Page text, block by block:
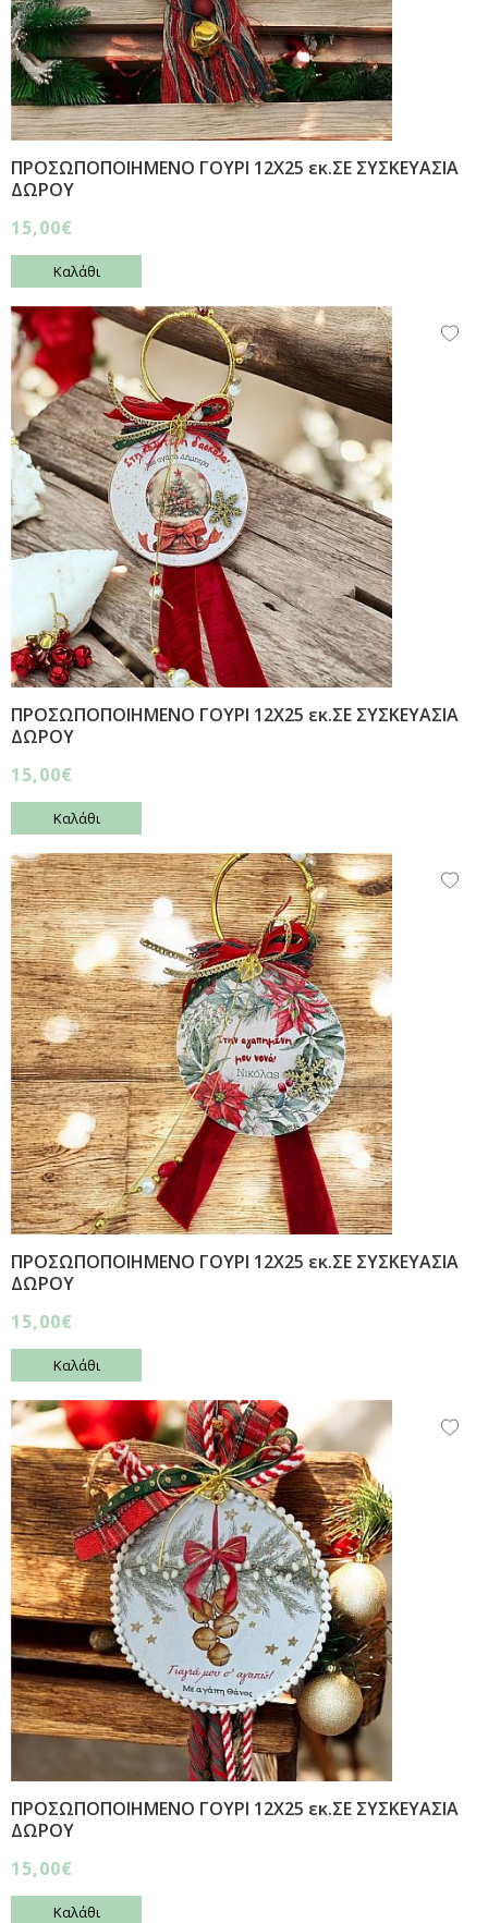
ΠΡΟΣΩΠΟΠΟΙΗΜΕΝΟ ΓΟΥΡΙ 12Χ25 εκ.ΣΕ ΣΥΣΚΕΥΑΣΙΑ
ΔΩΡΟΥ
15,00€
Καλάθι
ΠΡΟΣΩΠΟΠΟΙΗΜΕΝΟ ΓΟΥΡΙ 12Χ25 εκ.ΣΕ ΣΥΣΚΕΥΑΣΙΑ
ΔΩΡΟΥ
15,00€
Καλάθι
ΠΡΟΣΩΠΟΠΟΙΗΜΕΝΟ ΓΟΥΡΙ 12Χ25 εκ.ΣΕ ΣΥΣΚΕΥΑΣΙΑ
ΔΩΡΟΥ
15,00€
Καλάθι
ΠΡΟΣΩΠΟΠΟΙΗΜΕΝΟ ΓΟΥΡΙ 12Χ25 εκ.ΣΕ ΣΥΣΚΕΥΑΣΙΑ
ΔΩΡΟΥ
15,00€
Καλάθι